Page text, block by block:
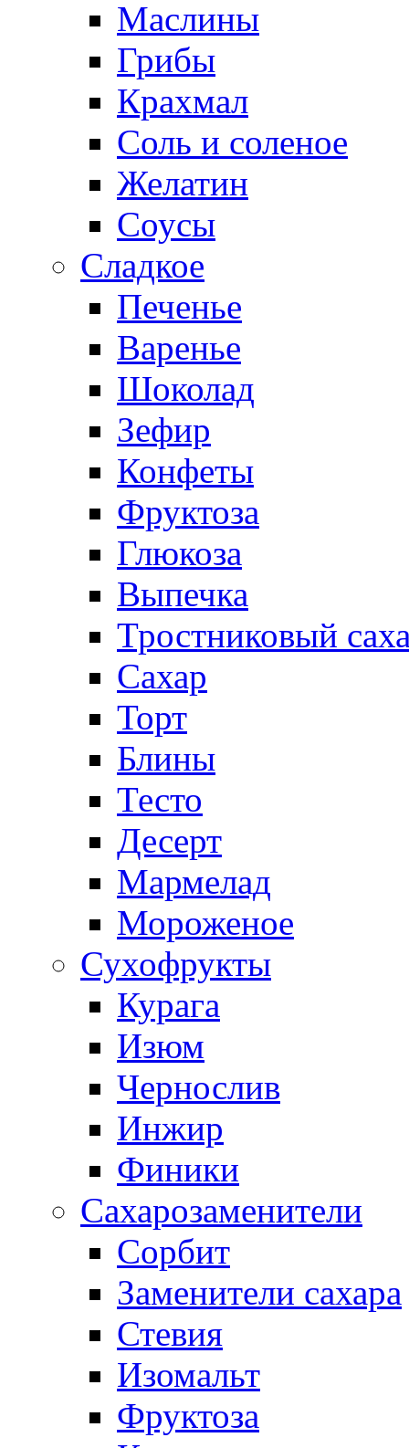
Маслины
Грибы
Крахмал
Соль и соленое
Желатин
Соусы
Сладкое
Печенье
Варенье
Шоколад
Зефир
Конфеты
Фруктоза
Глюкоза
Выпечка
Тростниковый
Сахар
Торт
Блины
Тесто
Десерт
Мармелад
Мороженое
Сухофрукты
Курага
Изюм
Чернослив
Инжир
Финики
Сахарозаменители
Сорбит
Заменители сахара
Стевия
Изомальт
Фруктоза